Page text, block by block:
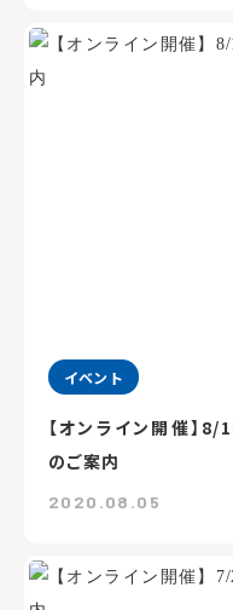
イベント
【オンライン開催
のご案内
2020.08.05